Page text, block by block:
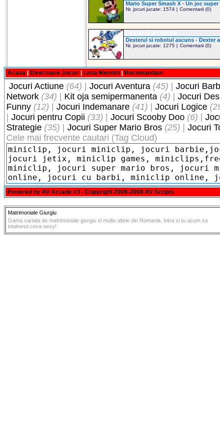
Mario Super Smash X - Un joc
Nr. jocuri jucate: 1574 | Comentarii (0)
Dexterul si robotul ascuns - Dexter
Nr. jocuri jucate: 1275 | Comentarii (0)
Acasa Directoare Jocuri Lista Membri Recomandam
Jocuri Actiune (64) Jocuri Aventura (45)
Jocuri
Network (34) Kit oja semipermanenta (4)
Jocuri
Funny (12) Jocuri Indemanare (41) Jocuri Logice
Jocuri pentru Copii (33) Jocuri Scooby Doo (6)
Strategie (35) Jocuri Super Mario Bros (25)
Jocuri
Cele mai frecvente cautari (Tag Cloud)
Powered by AV Arcade v3 - Copyright 2006-2008 AV Scripts
Matrimoniale Giurgiu
Gama variata de matrimoniale giurgiu si multe altele din Romania. Intra si tu acum sa
intalnesti ceva sexy!